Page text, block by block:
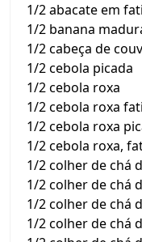
1/2 abacate em
1/2 banana
1/2 cabeça de
1/2 cebola picada
1/2 cebola roxa
1/2 cebola roxa
1/2 cebola roxa
1/2 cebola roxa,
1/2 colher de chá
1/2 colher de chá
1/2 colher de chá
1/2 colher de chá